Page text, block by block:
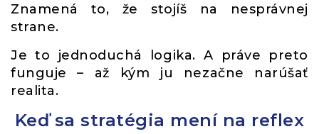
Znamená to, že stojíš na nesprávnej
strane.
Je to jednoduchá logika. A práve preto
funguje – až kým ju nezačne narúšať
realita.
Keď sa stratégia mení na reflex